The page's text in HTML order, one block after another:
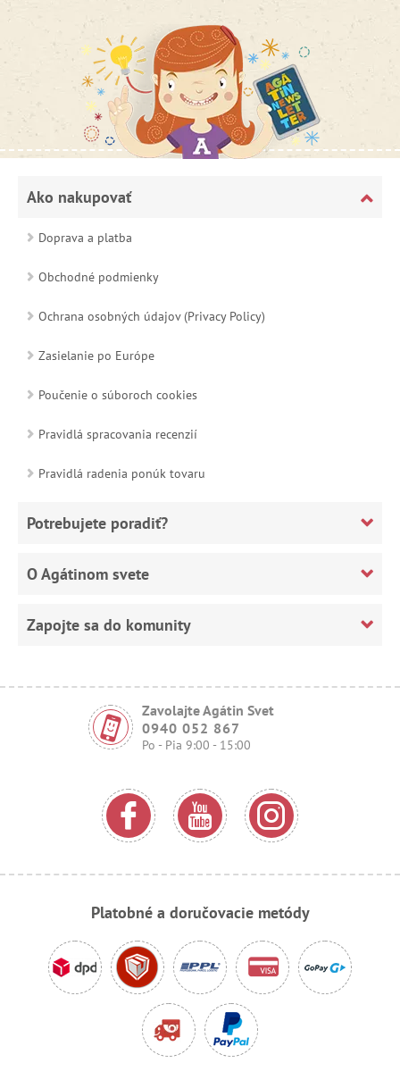
Ako nakupovať
Doprava a platba
Obchodné podmienky
Ochrana osobných údajov (Privacy Policy)
Zasielanie po Európe
Poučenie o súboroch cookies
Pravidlá spracovania recenzií
Pravidlá radenia ponúk tovaru
Potrebujete poradiť?
O Agátinom svete
Zapojte sa do komunity
Zavolajte Agátin Svet
0940 052 867
Po - Pia 9:00 - 15:00
Platobné a doručovacie metódy